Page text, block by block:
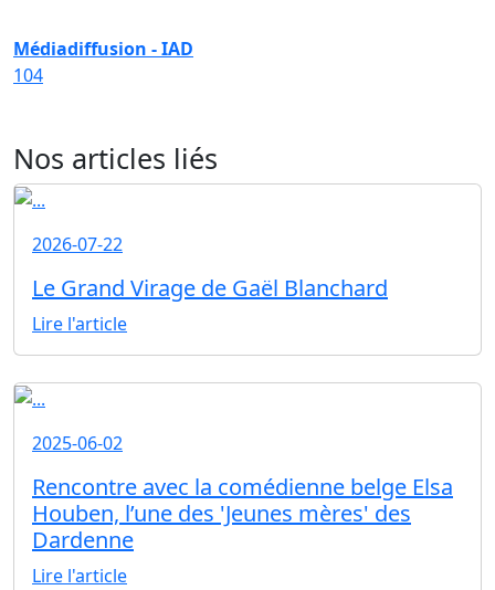
Médiadiffusion - IAD
104
Nos articles liés
2026-07-22
Le Grand Virage de Gaël Blanchard
Lire l'article
2025-06-02
Rencontre avec la comédienne belge Elsa
Houben, l’une des 'Jeunes mères' des
Dardenne
Lire l'article